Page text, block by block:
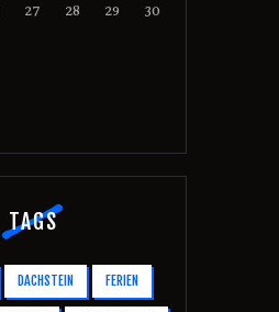
27 28 29 30
TAGS
DACHSTEIN FERIEN